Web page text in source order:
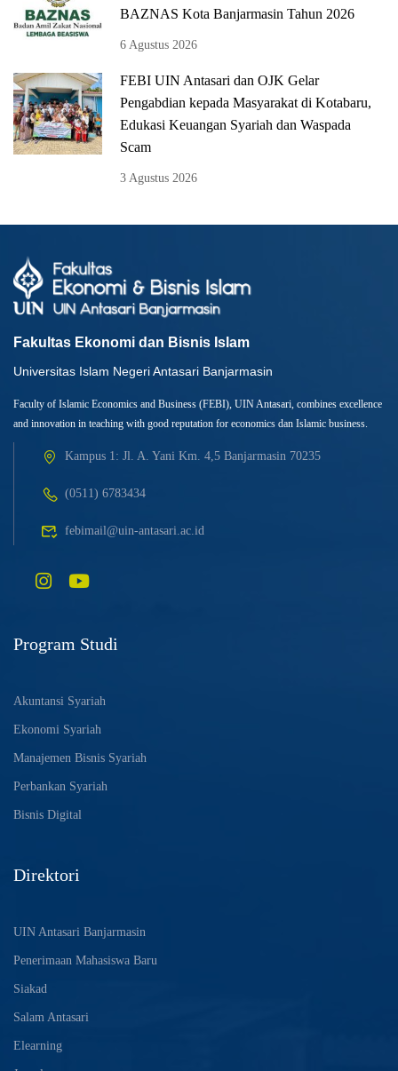
BAZNAS Kota Banjarmasin Tahun 2026
6 Agustus 2026
FEBI UIN Antasari dan OJK Gelar
Pengabdian kepada Masyarakat di Kotabaru,
Edukasi Keuangan Syariah dan Waspada
Scam
3 Agustus 2026
Fakultas Ekonomi dan Bisnis Islam
Universitas Islam Negeri Antasari Banjarmasin
Faculty of Islamic Economics and Business (FEBI), UIN Antasari, combines excellence
and innovation in teaching with good reputation for economics dan Islamic business.
Kampus 1: Jl. A. Yani Km. 4,5 Banjarmasin 70235
(0511) 6783434
febimail@uin-antasari.ac.id
Program Studi
Akuntansi Syariah
Ekonomi Syariah
Manajemen Bisnis Syariah
Perbankan Syariah
Bisnis Digital
Direktori
UIN Antasari Banjarmasin
Penerimaan Mahasiswa Baru
Siakad
Salam Antasari
Elearning